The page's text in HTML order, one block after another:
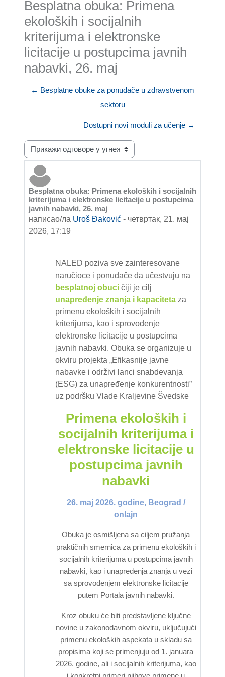
Besplatna obuka: Primena
ekoloških i socijalnih
kriterijuma i elektronske
licitacije u postupcima javnih
nabavki, 26. maj
← Besplatne obuke za ponuđače u zdravstvenom
sektoru
Dostupni novi moduli za učenje →
Начин приказивања
Besplatna obuka: Primena ekoloških i socijalnih
kriterijuma i elektronske licitacije u postupcima
javnih nabavki, 26. maj
написао/ла Uroš Đaković - четвртак, 21. мај
2026, 17:19
Број одговора: 0
NALED poziva sve zainteresovane
naručioce i ponuđače da učestvuju na
besplatnoj obuci čiji je cilj
unapređenje znanja i kapaciteta za
primenu ekoloških i socijalnih
kriterijuma, kao i sprovođenje
elektronske licitacije u postupcima
javnih nabavki. Obuka se organizuje u
okviru projekta „Efikasnije javne
nabavke i održivi lanci snabdevanja
(ESG) za unapređenje konkurentnosti”
uz podršku Vlade Kraljevine Švedske
Primena ekoloških i
socijalnih kriterijuma i
elektronske licitacije u
postupcima javnih
nabavki
26. maj 2026. godine, Beograd /
onlajn
Obuka je osmišljena sa ciljem pružanja
praktičnih smernica za primenu ekoloških i
socijalnih kriterijuma u postupcima javnih
nabavki, kao i unapređenja znanja u vezi
sa sprovođenjem elektronske licitacije
putem Portala javnih nabavki.
Kroz obuku će biti predstavljene ključne
novine u zakonodavnom okviru, uključujući
primenu ekoloških aspekata u skladu sa
propisima koji se primenjuju od 1. januara
2026. godine, ali i socijalnih kriterijuma, kao